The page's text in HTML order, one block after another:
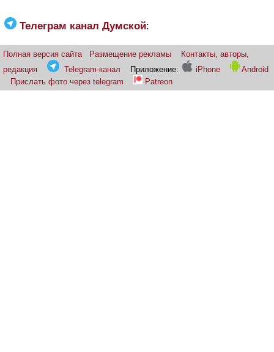
Телеграм канал Думской:
Полная версия сайта Размещение рекламы
Контакты, авторы,
редакция
Telegram-канал Приложение: iPhone
Android
Прислать фото через telegram
Patreon